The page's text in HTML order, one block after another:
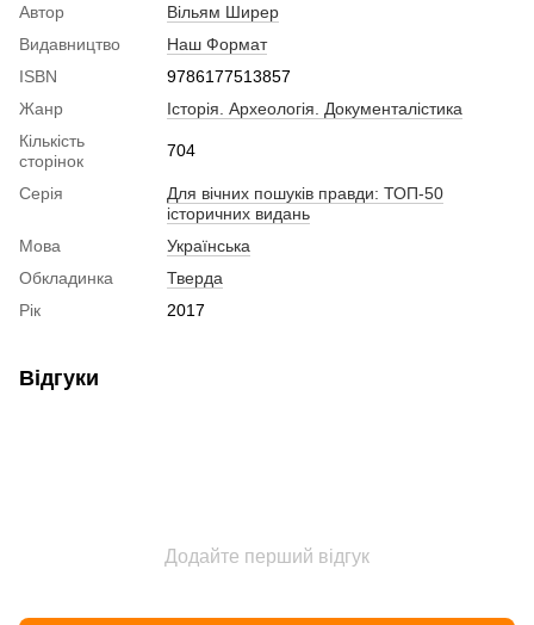
Автор
Вільям Ширер
Видавництво
Наш Формат
ISBN
9786177513857
Жанр
Історія. Археологія. Документалістика
Кількість
сторінок
704
Серія
Для вічних пошуків правди: ТОП-50
історичних видань
Мова
Українська
Обкладинка
Тверда
Рік
2017
Відгуки
Додайте перший відгук